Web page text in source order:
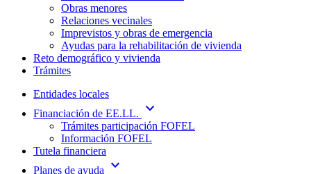
Obras menores
Relaciones vecinales
Imprevistos y obras de emergencia
Ayudas para la rehabilitación de vivienda
Reto demográfico y vivienda
Trámites
Entidades locales
Financiación de EE.LL.
expand_more
Trámites participación FOFEL
Información FOFEL
Tutela financiera
Planes de ayuda
expand_more